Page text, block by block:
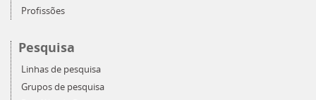
Profissões
Pesquisa
Linhas de pesquisa
Grupos de pesquisa